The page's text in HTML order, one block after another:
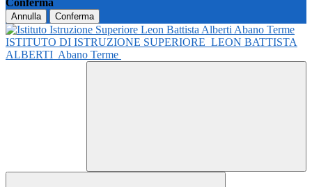
Conferma
Annulla Conferma
ISTITUTO DI ISTRUZIONE SUPERIORE LEON BATTISTA
ALBERTI Abano Terme